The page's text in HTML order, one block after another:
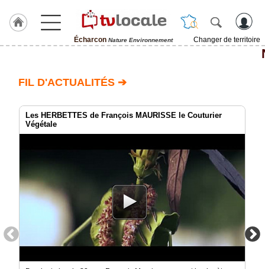
Écharcon Nature Environnement
Changer de territoire
Écharcon
TvLocale
RUBRIQUES
Gazette
FIL D'ACTUALITÉS ➔
Les HERBETTES de François MAURISSE le Couturier
Végétale